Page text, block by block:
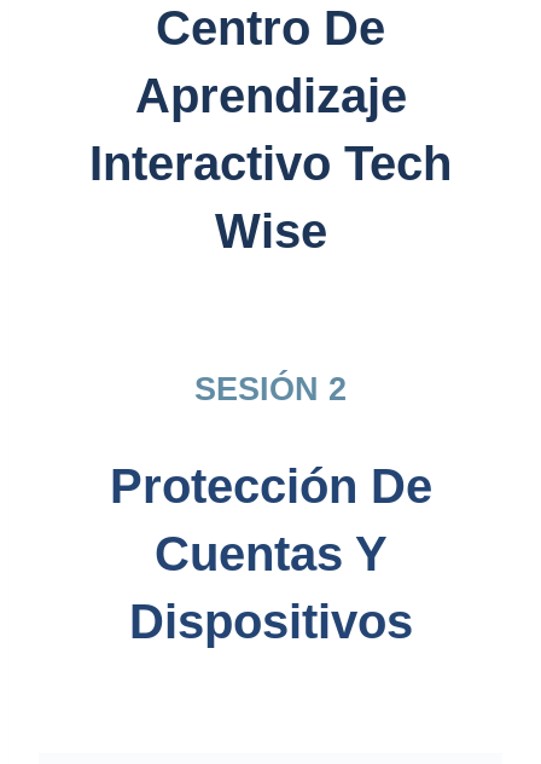
Centro De
Aprendizaje
Interactivo Tech
Wise
SESIÓN 2
Protección De
Cuentas Y
Dispositivos